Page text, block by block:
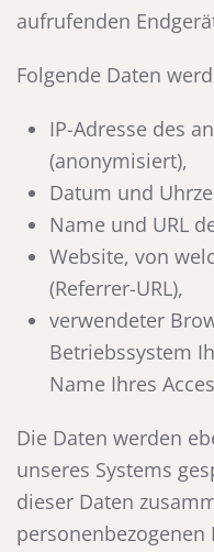
aufrufenden
Folgende Daten
IP-Adresse des
(anonymisiert),
Datum und
Name und URL
Website, von
(Referrer-URL),
verwendeter
Betriebssystem
Name Ihres
Die Daten werden
unseres Systems
dieser Daten